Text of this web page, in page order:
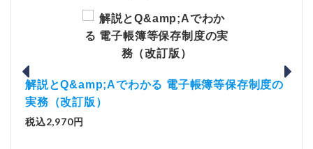
解説とQ&amp;Aでわかる 電子帳簿等保存制度の
実務（改訂版）
税込2,970円
「